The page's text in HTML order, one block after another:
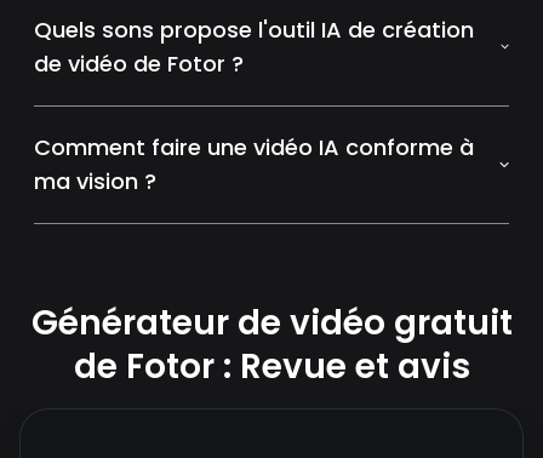
Quels sons propose l'outil IA de création
de vidéo de Fotor ?
Comment faire une vidéo IA conforme à
ma vision ?
Générateur de vidéo gratuit
de Fotor : Revue et avis